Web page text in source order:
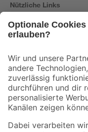
Nützliche Links
Der toom Newsletter: Keine
Zur Newsletter
Folge uns